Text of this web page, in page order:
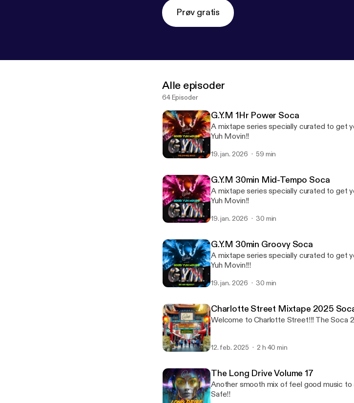
Prøv gratis
Alle episoder
64 Episoder
G.Y.M 1Hr Power Soca
A mixtape series specially curated to get
Yuh Movin!!
19. jan. 2026 59 min
G.Y.M 30min Mid-Tempo Soca
A mixtape series specially curated to get
Yuh Movin!!
19. jan. 2026 30 min
G.Y.M 30min Groovy Soca
A mixtape series specially curated to get
Yuh Movin!!!
19. jan. 2026 30 min
Charlotte Street Mixtape 2025
Welcome to Charlotte Street!!! The Soca
12. feb. 2025 2 h 40 min
The Long Drive Volume 17
Another smooth mix of feel good music
Safe!!